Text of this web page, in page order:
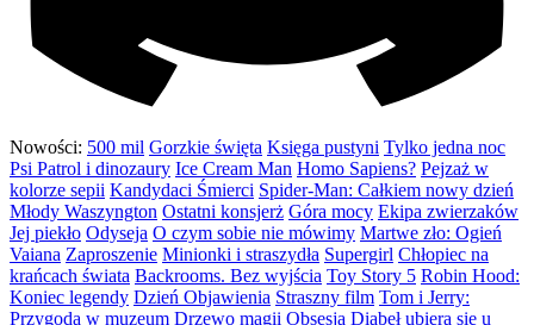
Nowości: 500 mil Gorzkie święta Księga pustyni Tylko jedna noc
Psi Patrol i dinozaury Ice Cream Man Homo Sapiens? Pejzaż w
kolorze sepii Kandydaci Śmierci Spider-Man: Całkiem nowy dzień
Młody Waszyngton Ostatni konsjerż Góra mocy Ekipa zwierzaków
Jej piekło Odyseja O czym sobie nie mówimy Martwe zło: Ogień
Vaiana Zaproszenie Minionki i straszydła Supergirl Chłopiec na
krańcach świata Backrooms. Bez wyjścia Toy Story 5 Robin Hood:
Koniec legendy Dzień Objawienia Straszny film Tom i Jerry:
Przygoda w muzeum Drzewo magii Obsesja Diabeł ubiera się u